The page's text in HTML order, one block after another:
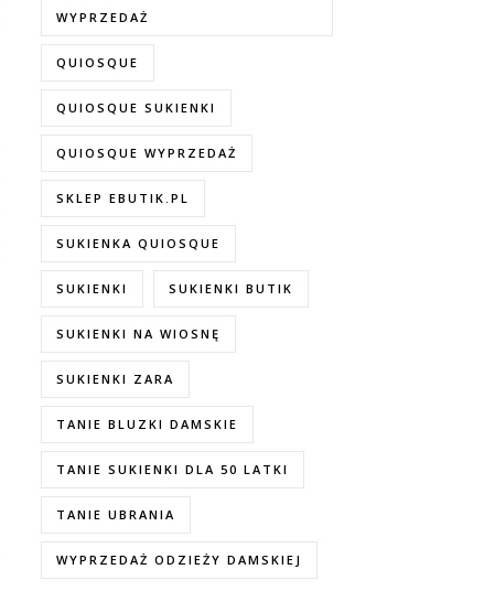
WYPRZEDAŻ
QUIOSQUE
QUIOSQUE SUKIENKI
QUIOSQUE WYPRZEDAŻ
SKLEP EBUTIK.PL
SUKIENKA QUIOSQUE
SUKIENKI SUKIENKI BUTIK
SUKIENKI NA WIOSNĘ
SUKIENKI ZARA
TANIE BLUZKI DAMSKIE
TANIE SUKIENKI DLA 50 LATKI
TANIE UBRANIA
WYPRZEDAŻ ODZIEŻY DAMSKIEJ